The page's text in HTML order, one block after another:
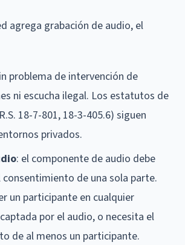
agrega grabación de audio, el
problema de intervención de
ni escucha ilegal. Los estatutos de
18-7-801, 18-3-405.6) siguen
privados.
: el componente de audio debe
consentimiento de una sola parte.
un participante en cualquier
por el audio, o necesita el
de al menos un participante.